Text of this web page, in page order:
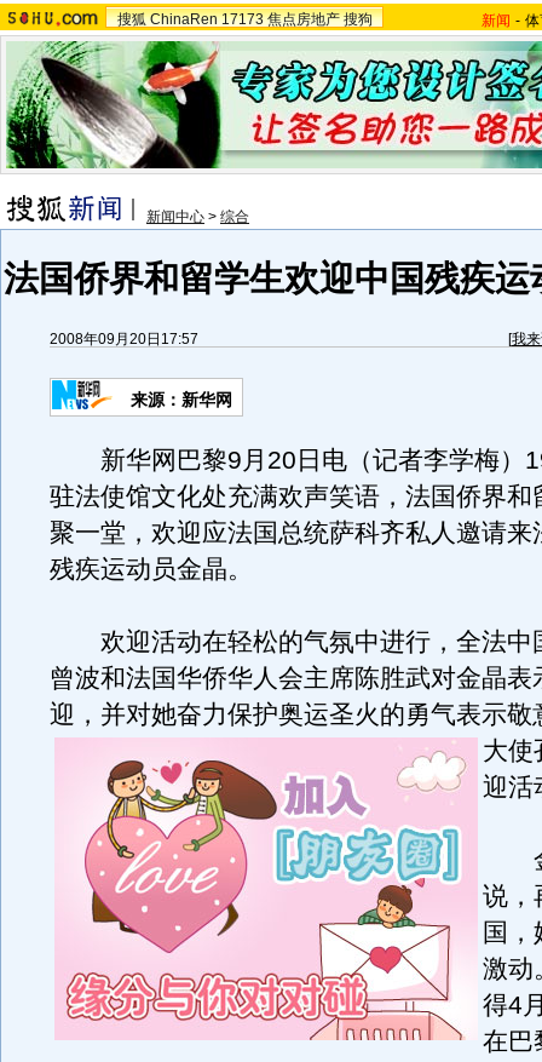
搜狐 ChinaRen 17173 焦点房地产 搜狗 新闻 -
新闻中心 > 综合
法国侨界和留学生欢迎中国残疾运
2008年09月20日17:57 [我
来源：新华网
新华网巴黎9月20日电（记者李学梅）
驻法使馆文化处充满欢声笑语，法国侨界和
聚一堂，欢迎应法国总统萨科齐私人邀请来
残疾运动员金晶。
欢迎活动在轻松的气氛中进行，全法中
曾波和法国华侨华人会主席陈胜武对金晶表
迎，并对她奋力保护奥运圣火的勇气表示敬
大使
迎活
金
说，
国
激动
得4
在巴